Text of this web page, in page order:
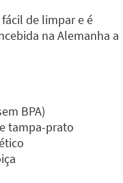
fácil de limpar e é
na Alemanha a
BPA)
tampa-prato